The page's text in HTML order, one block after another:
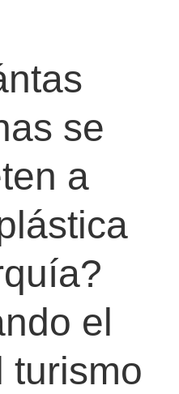
se
a
el
turismo